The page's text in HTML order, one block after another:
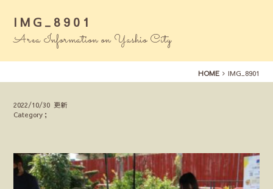
IMG_8901
Area Information on Yashio City
HOME IMG_8901
2022/10/30 更新
Category；